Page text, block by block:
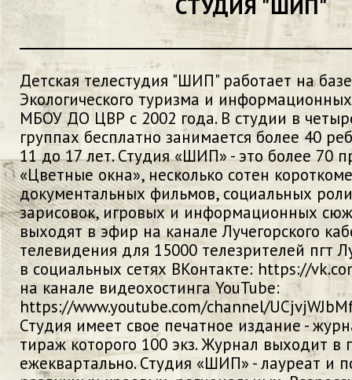
СТУДИЯ "ШИП"
Детская телестудия "ШИП" работает на
Экологического туризма и
МБОУ ДО ЦВР с 2002 года. В студии в
группах бесплатно занимается более 40
11 до 17 лет. Студия «ШИП» - это более 70
«Цветные окна», несколько сотен
документальных фильмов, социальных
зарисовок, игровых и информационных
выходят в эфир на канале Лучегорского
телевидения для 15000 телезрителей пгт
в социальных сетях ВКонтакте: https://
на канале видеохостинга YouTube:
https://www.youtube.com/channel/
Студия имеет свое печатное издание -
тираж которого 100 экз. Журнал выходит в
ежеквартально. Студия «ШИП» - лауреат и